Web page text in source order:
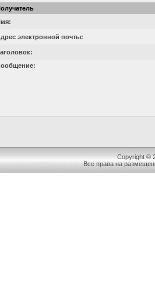
электронной почты:
Copyright ©
Все права на